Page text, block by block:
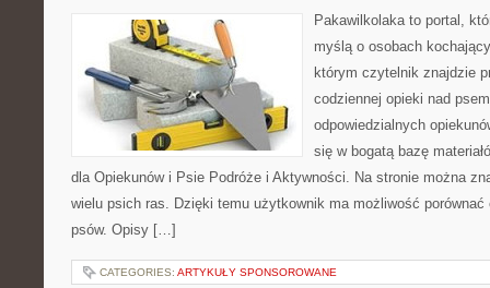
Pakawilkolaka to portal,
myślą o osobach
którym czytelnik znajdzie
codziennej opieki nad
odpowiedzialnych
się w bogatą bazę
dla Opiekunów i Psie Podróże i Aktywności. Na stronie można
wielu psich ras. Dzięki temu użytkownik ma możliwość
psów. Opisy […]
CATEGORIES: ARTYKUŁY SPONSOROWANE